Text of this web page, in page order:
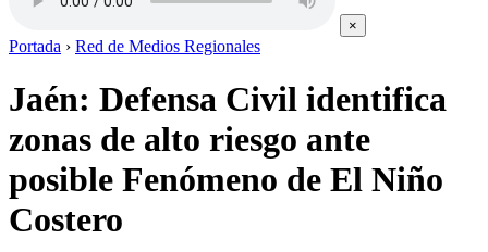
×
Portada › Red de Medios Regionales
Jaén: Defensa Civil identifica
zonas de alto riesgo ante
posible Fenómeno de El Niño
Costero